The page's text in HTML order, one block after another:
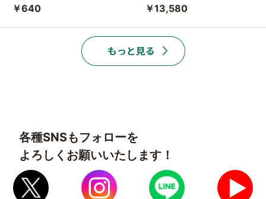
￥640 ￥13,580
各種SNSもフォローを
よろしくお願いいたします！